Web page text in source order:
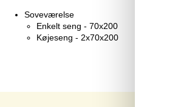
Soveværelse
Enkelt seng - 70x200
Køjeseng - 2x70x200